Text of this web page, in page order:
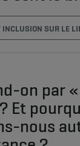
INCLUSION SUR LE
on par
Et
nous